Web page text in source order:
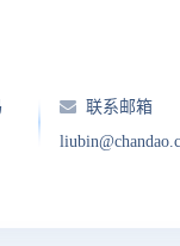
联系邮箱